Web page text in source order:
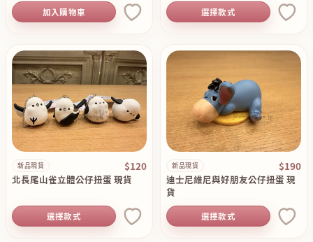
加入購物車 選擇款式
新品現貨 $120
北長尾山雀立體公仔扭蛋 現貨
選擇款式
新品現貨 $190
迪士尼維尼與好朋友公仔扭蛋 現
貨
選擇款式